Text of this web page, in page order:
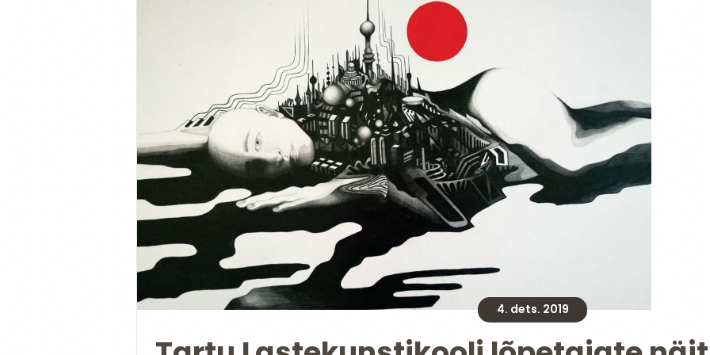
4. dets. 2019